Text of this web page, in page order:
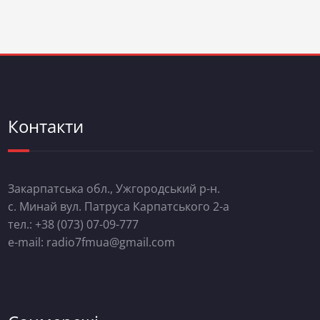
Контакти
Закарпатська обл., Ужгородський р-н.
с. Минай вул. Патруса Карпатського 2-а
тел.: +38 (073) 07-09-777
e-mail: radio7fmua@gmail.com